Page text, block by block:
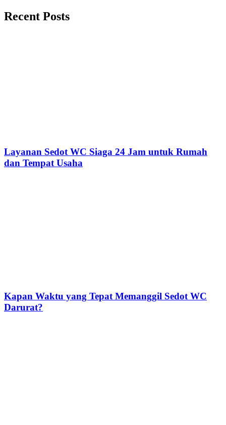
Recent Posts
Layanan Sedot WC Siaga 24 Jam untuk Rumah
dan Tempat Usaha
Kapan Waktu yang Tepat Memanggil Sedot WC
Darurat?